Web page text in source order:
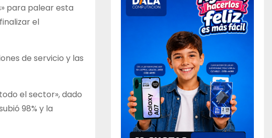
para palear esta
el
de servicio y las
el sector», dado
98% y la